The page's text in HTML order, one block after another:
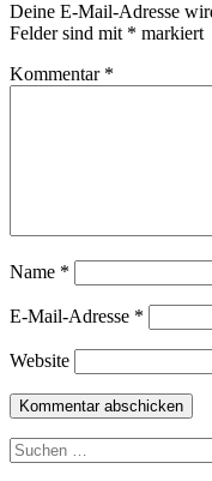
Deine E-Mail-Adresse
Felder sind mit * markiert
Kommentar *
Name *
E-Mail-Adresse *
Website
Suchen
nach: